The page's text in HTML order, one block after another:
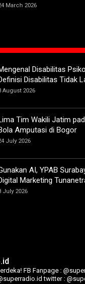
March 2026
Disabilitas
Disabilitas Tidak
August 2026
Tim Wakili Jatim
Amputasi di Bogor
July 2026
AI, YPAB
Marketing
July 2026
FB Fanpage :
twitter :